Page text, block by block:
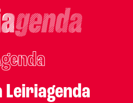
Leiriagenda